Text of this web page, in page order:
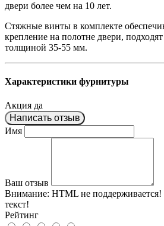
двери более чем на 10 лет.
Стяжные винты в комплекте
крепление на полотне двери,
толщиной 35-55 мм.
Характеристики фурнитуры
Акция да
Написать отзыв
Имя
Ваш отзыв
Внимание: HTML не
текст!
Рейтинг